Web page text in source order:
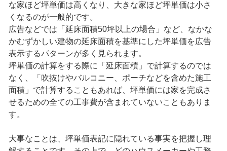
な家ほど坪単価は高くなり、大きな家ほど坪単価は小さ
くなるのが一般的です。
広告などでは「延床面積50坪以上の場合」など、なかな
かむずかしい建物の延床面積を基準にした坪単価を広告
表示するパターンが多く見られます。
坪単価の計算をする際に「延床面積」で計算するのでは
なく、「吹抜けやバルコニー、ポーチなどを含めた施工
面積」で計算することもあれば、坪単価には家を完成さ
せるための全ての工事費が含まれていないこともありま
す。
大事なことは、坪単価表記に隠れている事実を把握し理